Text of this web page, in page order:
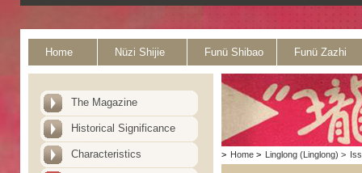
Home Nüzi Shijie Funü Shibao Funü Zazhi
The Magazine
Historical Significance
Characteristics > Home > Linglong (Linglong) >